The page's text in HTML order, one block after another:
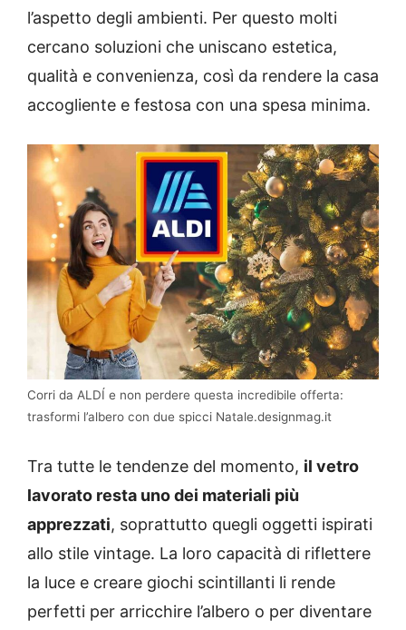
l’aspetto degli ambienti. Per questo molti
cercano soluzioni che uniscano estetica,
qualità e convenienza, così da rendere la casa
accogliente e festosa con una spesa minima.
Corri da ALDÍ e non perdere questa incredibile offerta:
trasformi l’albero con due spicci Natale.designmag.it
Tra tutte le tendenze del momento, il vetro
lavorato resta uno dei materiali più
apprezzati, soprattutto quegli oggetti ispirati
allo stile vintage. La loro capacità di riflettere
la luce e creare giochi scintillanti li rende
perfetti per arricchire l’albero o per diventare